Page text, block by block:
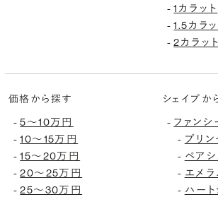
-1カラット
-1.5カラ
-2カラッ
価格から探す
-5〜10万円
-10〜15万円
-15〜20万円
-20〜25万円
-25〜30万円
シェイプか
- ファンシ
- プリン
- ペア
- エメラ
- ハート